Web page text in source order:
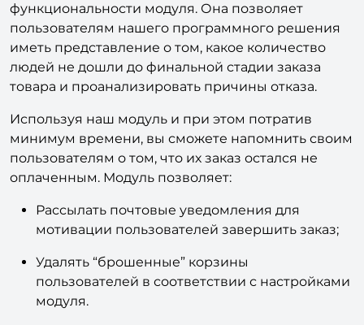
функциональности модуля. Она позволяет
пользователям нашего программного решения
иметь представление о том, какое количество
людей не дошли до финальной стадии заказа
товара и проанализировать причины отказа.
Используя наш модуль и при этом потратив
минимум времени, вы сможете напомнить своим
пользователям о том, что их заказ остался не
оплаченным. Модуль позволяет:
Рассылать почтовые уведомления для
мотивации пользователей завершить заказ;
Удалять “брошенные” корзины
пользователей в соответствии с настройками
модуля.